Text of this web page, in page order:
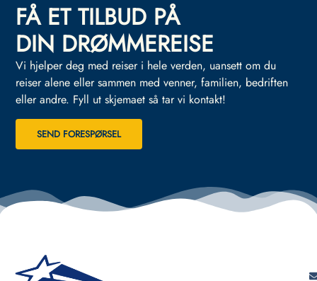
FÅ ET TILBUD PÅ
DIN DRØMMEREISE
Vi hjelper deg med reiser i hele verden, uansett om du
reiser alene eller sammen med venner, familien, bedriften
eller andre. Fyll ut skjemaet så tar vi kontakt!
SEND FORESPØRSEL